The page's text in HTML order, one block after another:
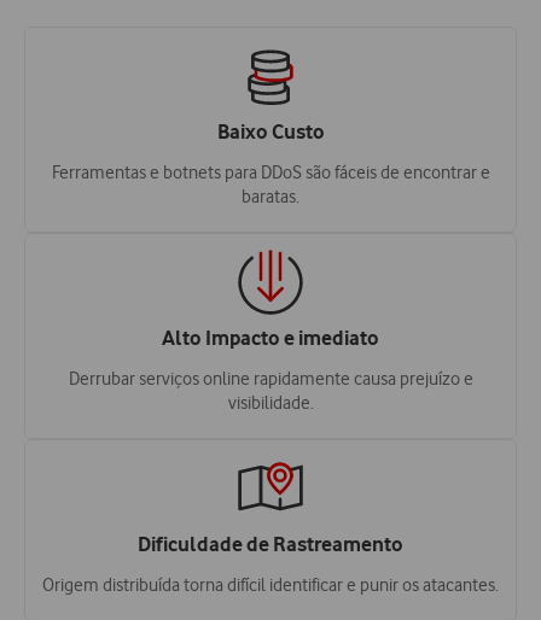
Baixo Custo
Ferramentas e botnets para DDoS são fáceis de encontrar e
baratas.
Alto Impacto e imediato
Derrubar serviços online rapidamente causa prejuízo e
visibilidade.
Dificuldade de Rastreamento
Origem distribuída torna difícil identificar e punir os atacantes.